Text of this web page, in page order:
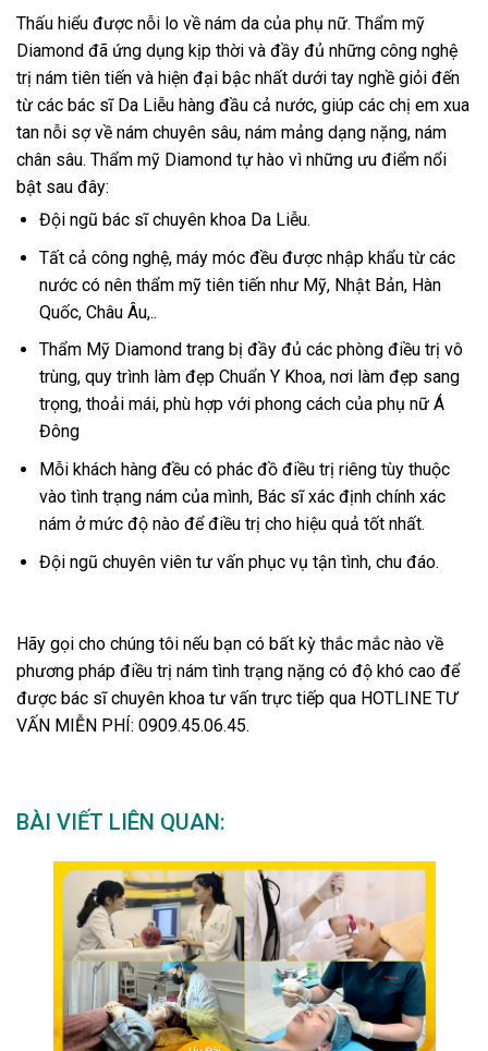
Thấu hiểu được nỗi lo về nám da của phụ nữ. Thẩm mỹ
Diamond đã ứng dụng kịp thời và đầy đủ những công nghệ
trị nám tiên tiến và hiện đại bậc nhất dưới tay nghề giỏi đến
từ các bác sĩ Da Liễu hàng đầu cả nước, giúp các chị em xua
tan nỗi sợ về nám chuyên sâu, nám mảng dạng nặng, nám
chân sâu. Thẩm mỹ Diamond tự hào vì những ưu điểm nổi
bật sau đây:
Đội ngũ bác sĩ chuyên khoa Da Liễu.
Tất cả công nghệ, máy móc đều được nhập khẩu từ các
nước có nên thẩm mỹ tiên tiến như Mỹ, Nhật Bản, Hàn
Quốc, Châu Âu,..
Thẩm Mỹ Diamond trang bị đầy đủ các phòng điều trị vô
trùng, quy trình làm đẹp Chuẩn Y Khoa, nơi làm đẹp sang
trọng, thoải mái, phù hợp với phong cách của phụ nữ Á
Đông
Mỗi khách hàng đều có phác đồ điều trị riêng tùy thuộc
vào tình trạng nám của mình, Bác sĩ xác định chính xác
nám ở mức độ nào để điều trị cho hiệu quả tốt nhất.
Đội ngũ chuyên viên tư vấn phục vụ tận tình, chu đáo.
Hãy gọi cho chúng tôi nếu bạn có bất kỳ thắc mắc nào về
phương pháp điều trị nám tình trạng nặng có độ khó cao để
được bác sĩ chuyên khoa tư vấn trực tiếp qua HOTLINE TƯ
VẤN MIỄN PHÍ: 0909.45.06.45.
BÀI VIẾT LIÊN QUAN: